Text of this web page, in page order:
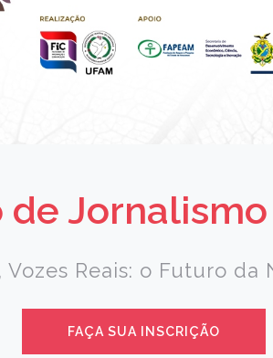
de
Reais: o Futuro da
FAÇA SUA INSCRIÇÃO